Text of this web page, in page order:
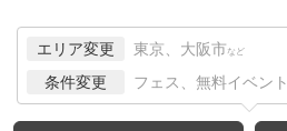
エリア変更 東京、大阪市 など
条件変更 フェス、無料イベント